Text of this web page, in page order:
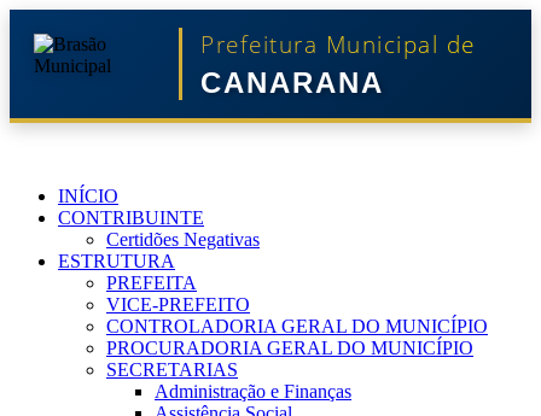
Prefeitura Municipal de
CANARANA
INÍCIO
CONTRIBUINTE
Certidões Negativas
ESTRUTURA
PREFEITA
VICE-PREFEITO
CONTROLADORIA GERAL DO MUNICÍPIO
PROCURADORIA GERAL DO MUNICÍPIO
SECRETARIAS
Administração e Finanças